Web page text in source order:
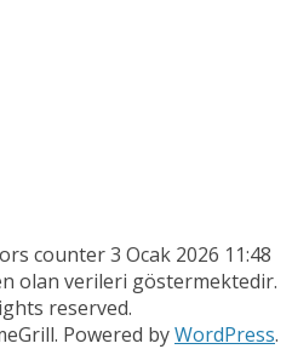
counter 3 Ocak 2026 11:48
olan verileri göstermektedir.
reserved.
Powered byWordPress.